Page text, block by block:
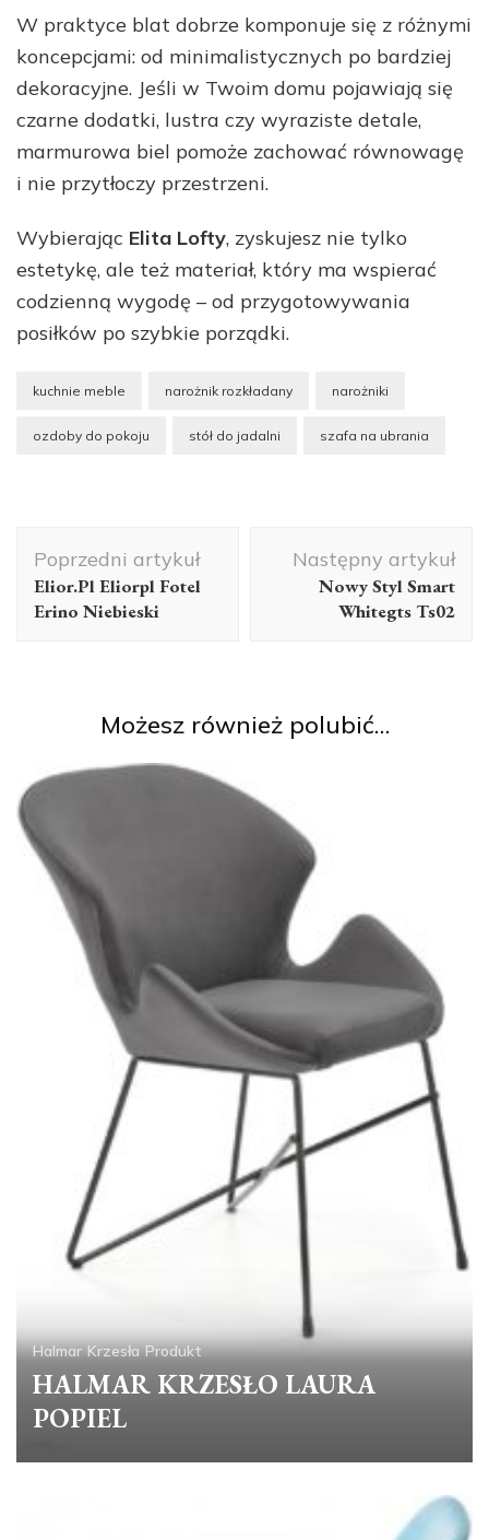
W praktyce blat dobrze komponuje się z różnymi
koncepcjami: od minimalistycznych po bardziej
dekoracyjne. Jeśli w Twoim domu pojawiają się
czarne dodatki, lustra czy wyraziste detale,
marmurowa biel pomoże zachować równowagę
i nie przytłoczy przestrzeni.
Wybierając Elita Lofty, zyskujesz nie tylko
estetykę, ale też materiał, który ma wspierać
codzienną wygodę – od przygotowywania
posiłków po szybkie porządki.
kuchnie meble narożnik rozkładany narożniki
ozdoby do pokoju stół do jadalni szafa na ubrania
wpisu
Poprzedni artykuł
Elior.Pl Eliorpl Fotel
Erino Niebieski
Następny artykuł
Nowy Styl Smart
Whitegts Ts02
Możesz również polubić…
Halmar Krzesła Produkt
HALMAR KRZESŁO LAURA
POPIEL